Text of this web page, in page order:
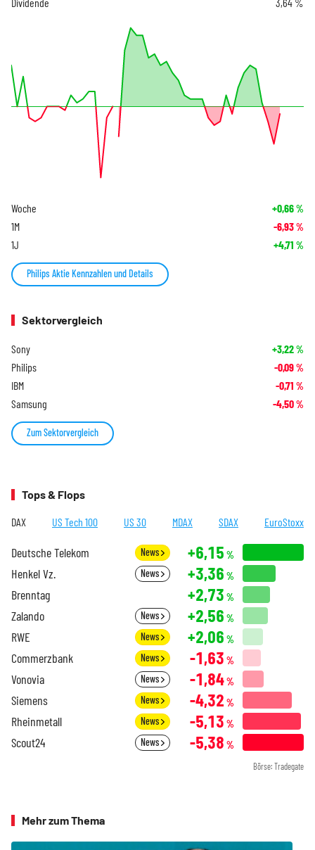
Woche +0,66%
1M -6,93%
1J +4,71 %
Philips Aktie Kennzahlen und Details
Sektorvergleich
Sony +3,22%
Philips -0,09%
IBM -0,71 %
Samsung -4,50%
Zum Sektorvergleich
Tops & Flops
DAX US Tech 100 US 30 MDAX SDAX EuroStoxx
Deutsche Telekom News +6,15 %
Henkel Vz. News +3,36 %
Brenntag +2,73 %
Zalando News +2,56 %
RWE News +2,06 %
Commerzbank News -1,63 %
Vonovia News -1,84%
Siemens News -4,32 %
Rheinmetall News -5,13 %
Scout24 News -5,38 %
Börse: Tradegate
Mehr zum Thema